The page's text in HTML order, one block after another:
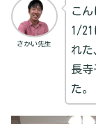
さかい先生
こん
1/21
れ
長寺
た。